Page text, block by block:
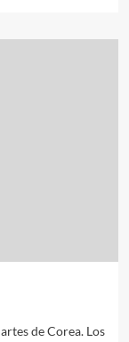
de Corea. Los